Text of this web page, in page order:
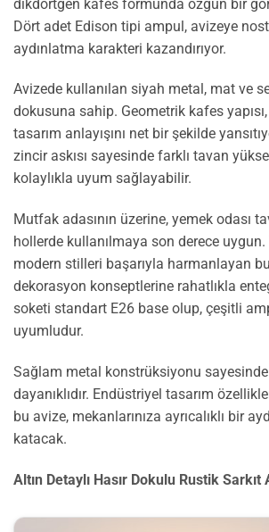
dikdörtgen kafes formunda özgün bir
Dört adet Edison tipi ampul, avizeye
aydınlatma karakteri kazandırıyor.
Avizede kullanılan siyah metal, mat ve
dokusuna sahip. Geometrik kafes
tasarım anlayışını net bir şekilde
zincir askısı sayesinde farklı tavan
kolaylıkla uyum sağlayabilir.
Mutfak adasının üzerine, yemek odası
hollerde kullanılmaya son derece
modern stilleri başarıyla harmanlayan
dekorasyon konseptlerine rahatlıkla
soketi standart E26 base olup, çeşitli
uyumludur.
Sağlam metal konstrüksiyonu
dayanıklıdır. Endüstriyel tasarım
bu avize, mekanlarınıza ayrıcalıklı bir
katacak.
Altın Detaylı Hasır Dokulu Rustik Sarkıt